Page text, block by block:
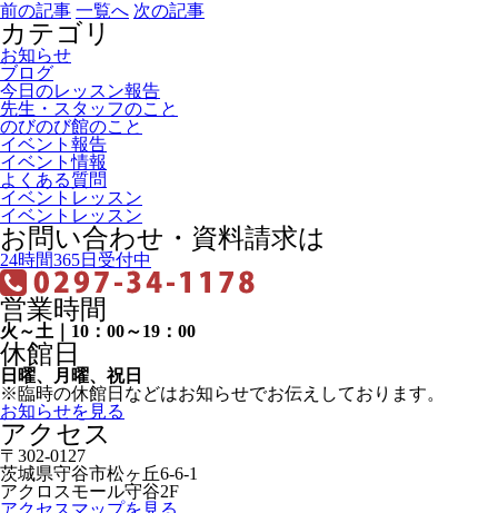
前の記事 一覧へ 次の記事
カテゴリ
お知らせ
ブログ
今日のレッスン報告
先生・スタッフのこと
のびのび館のこと
イベント報告
イベント情報
よくある質問
イベントレッスン
イベントレッスン
お問い合わせ・資料請求は
24時間365日受付中
営業時間
火～土｜10：00～19：00
休館日
日曜、月曜、祝日
※臨時の休館日などはお知らせでお伝えしております。
お知らせを見る
アクセス
〒302-0127
茨城県守谷市松ヶ丘6-6-1
アクロスモール守谷2F
アクセスマップを見る